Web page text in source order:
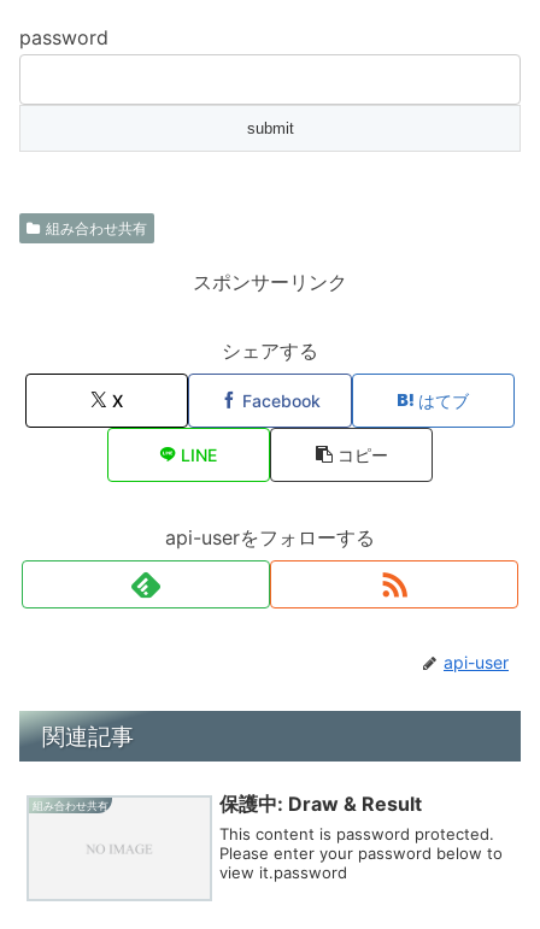
password
組み合わせ共有
スポンサーリンク
シェアする
X Facebook はてブ
LINE コピー
api-userをフォローする
api-user
関連記事
組み合わせ共有 保護中: Draw & Result
This content is password protected.
Please enter your password below to
view it.password